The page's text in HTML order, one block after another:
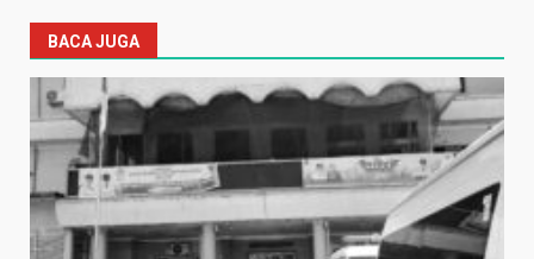
BACA JUGA